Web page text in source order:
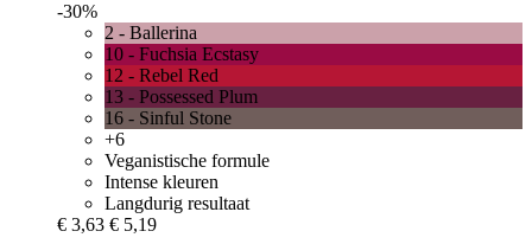
-30%
2 - Ballerina
10 - Fuchsia Ecstasy
12 - Rebel Red
13 - Possessed Plum
16 - Sinful Stone
+6
Veganistische formule
Intense kleuren
Langdurig resultaat
€ 3,63 € 5,19